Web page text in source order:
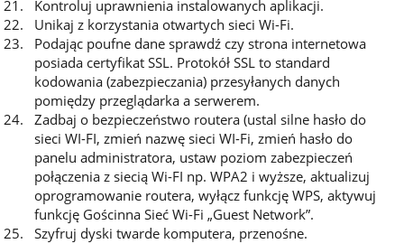
Kontroluj uprawnienia instalowanych aplikacji.
Unikaj z korzystania otwartych sieci Wi-Fi.
Podając poufne dane sprawdź czy strona internetowa
posiada certyfikat SSL. Protokół SSL to standard
kodowania (zabezpieczania) przesyłanych danych
pomiędzy przeglądarka a serwerem.
Zadbaj o bezpieczeństwo routera (ustal silne hasło do
sieci WI-FI, zmień nazwę sieci WI-Fi, zmień hasło do
panelu administratora, ustaw poziom zabezpieczeń
połączenia z siecią Wi-FI np. WPA2 i wyższe, aktualizuj
oprogramowanie routera, wyłącz funkcję WPS, aktywuj
funkcję Gościnna Sieć Wi-Fi „Guest Network”.
Szyfruj dyski twarde komputera, przenośne.